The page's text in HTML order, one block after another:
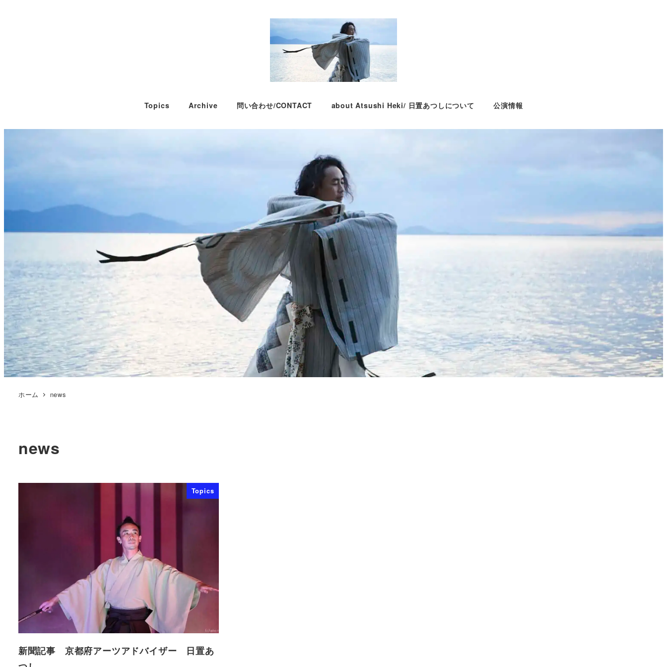
Topics Archive 問い合わせ/CONTACT about Atsushi Heki/ 日置あつしについて 公演情報
ホーム news
news
Topics
新聞記事 京都府アーツアドバイザー 日置あ